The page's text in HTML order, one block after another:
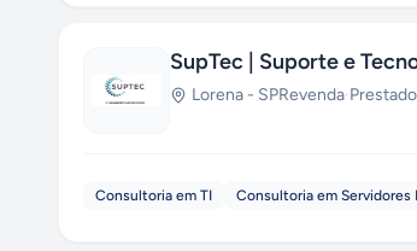
SupTec | Suporte e
Lorena - SPRevenda·
Consultoria em TI Consultoria em Servidores